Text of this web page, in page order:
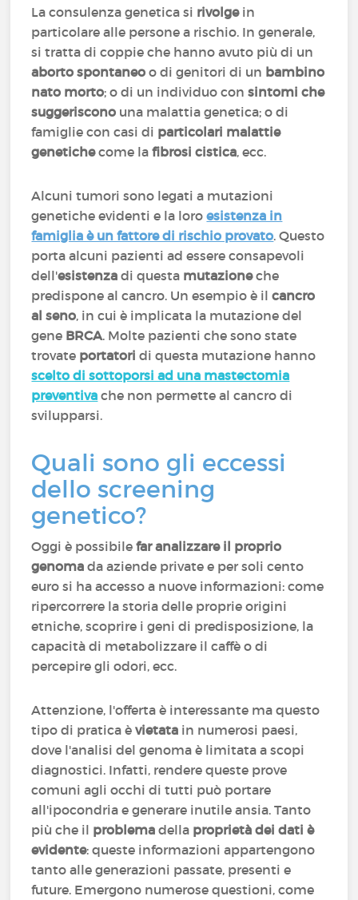
La consulenza genetica si rivolgein
particolare alle persone a rischio. In generale,
si tratta di coppie che hanno avuto più di un
aborto spontaneo o di genitori di un bambino
nato morto; o di un individuo consintomi che
suggeriscono una malattia genetica; o di
famiglie con casi di particolari malattie
genetichecome lafibrosi cistica, ecc.
Alcuni tumori sono legati a mutazioni
genetiche evidenti e la loroesistenza in
famiglia è un fattore di rischio provato. Questo
porta alcuni pazienti ad essere consapevoli
dell'esistenza di questa mutazioneche
predispone al cancro. Un esempio è ilcancro
al seno, in cui è implicata la mutazione del
gene BRCA. Molte pazienti che sono state
trovate portatori di questa mutazione hanno
scelto di sottoporsi ad una mastectomia
preventiva che non permette al cancro di
svilupparsi.
Quali sono gli eccessi
dello screening
genetico?
Oggi è possibilefar analizzare il proprio
genoma da aziende private e per soli cento
euro si ha accesso a nuove informazioni: come
ripercorrere la storia delle proprie origini
etniche, scoprire i geni di predisposizione, la
capacità di metabolizzare il caffè o di
percepire gli odori, ecc.
Attenzione, l'offerta è interessante ma questo
tipo di pratica èvietata in numerosi paesi,
dove l'analisi del genoma è limitata a scopi
diagnostici. Infatti, rendere queste prove
comuni agli occhi di tutti può portare
all'ipocondria e generare inutile ansia. Tanto
più che il problema della proprietà dei dati è
evidente: queste informazioni appartengono
tanto alle generazioni passate, presenti e
future. Emergono numerose questioni, come